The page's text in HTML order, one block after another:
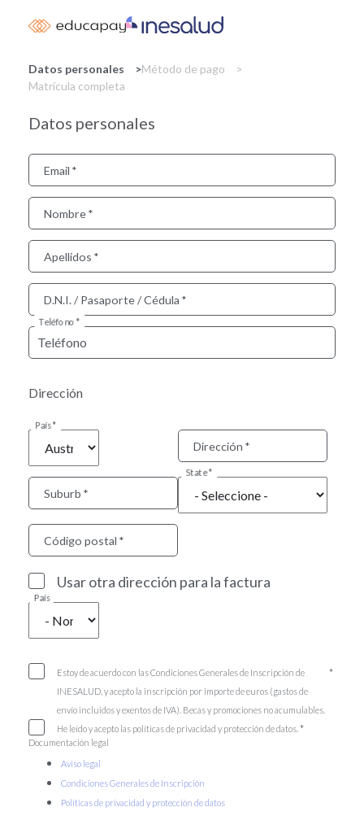
to
content
Datos personales
Método de pago
Matrícula completa
Datos personales
Email
Nombre
Apellidos
D.N.I. / Pasaporte / Cédula
Teléfono
Dirección
País
Dirección
Suburb
State
Código postal
Usar otra dirección para la factura
País
Estoy de acuerdo con las Condiciones Generales de Inscripción de
INESALUD, y acepto la inscripción por importe de euros (gastos de
envío incluidos y exentos de IVA). Becas y promociones no acumulables.
He leído y acepto las políticas de privacidad y protección de datos.
Documentación legal
Aviso legal
Condiciones Generales de Inscripción
Políticas de privacidad y protección de datos